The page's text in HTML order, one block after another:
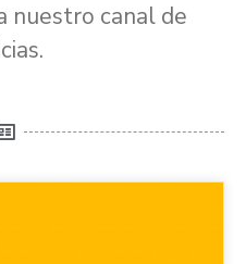
nuestro canal de